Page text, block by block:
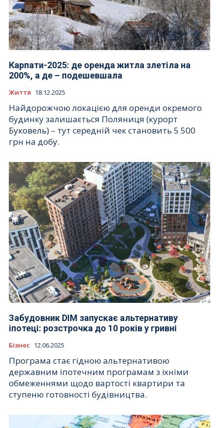
Карпати-2025: де оренда житла злетіла на
200%, а де – подешевшала
Життя 18.12.2025
Найдорожчою локацією для оренди окремого
будинку залишається Поляниця (курорт
Буковель) – тут середній чек становить 5 500
грн на добу.
Забудовник DIM запускає альтернативу
іпотеці: розстрочка до 10 років у гривні
Бізнес 12.06.2025
Програма стає гідною альтернативою
державним іпотечним програмам з їхніми
обмеженнями щодо вартості квартири та
ступеню готовності будівництва.